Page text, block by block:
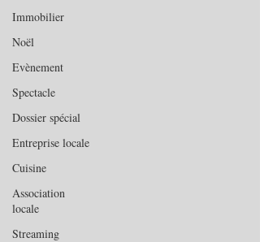
Immobilier
Noël
Evènement
Spectacle
Dossier spécial
Entreprise locale
Cuisine
Association
locale
Streaming